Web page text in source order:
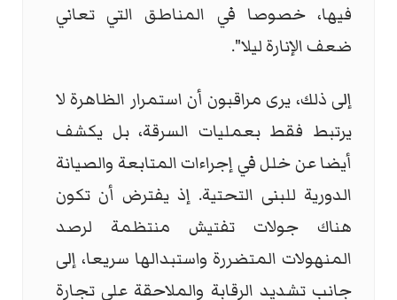
فيها، خصوصا في المناطق التي تعاني
ضعف الإنارة ليلا".
إلى ذلك، يرى مراقبون أن استمرار الظاهرة لا
يرتبط فقط بعمليات السرقة، بل يكشف
أيضا عن خلل في إجراءات المتابعة والصيانة
الدورية للبنى التحتية. إذ يفترض أن تكون
هناك جولات تفتيش منتظمة لرصد
المنهولات المتضررة واستبدالها سريعا، إلى
جانب تشديد الرقابة والملاحقة على تجارة